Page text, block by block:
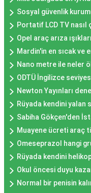
Sosyal güvenlik
Portatif LCD TV nasıl
Opel araç arıza
Mardin'in en sıcak ve
Nano metre ile neler
ODTÜ İngilizce
Newton Yayınları
Rüyada kendini yalan
Sabiha Gökçen'den
Muayene ücreti araç
Omeseprazol hangi
Rüyada kendini
Okul öncesi duyu
Normal bir penisin